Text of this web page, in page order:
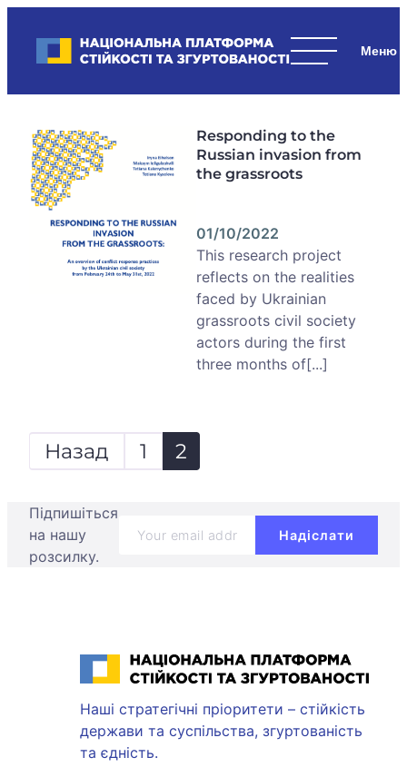
content
Національна платформа стійкості та згуртованості
стратегічні
–
стійкість
держави
та
суспільства,
згуртованість
Responding to the
Russian invasion from
the grassroots
01/10/2022
This research project
reflects on the realities
faced by Ukrainian
grassroots civil society
actors during the first
three months of[...]
Назад 1 2
Підпишіться
на нашу
розсилку.
Національна платформа стійкості та згуртованості
Наші стратегічні пріоритети – стійкість
держави та суспільства, згуртованість
та єдність.